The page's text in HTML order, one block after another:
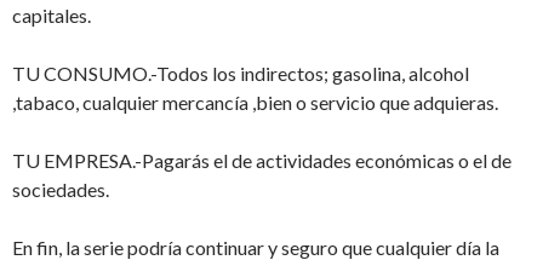
capitales.
TU CONSUMO.-Todos los indirectos; gasolina, alcohol
,tabaco, cualquier mercancía ,bien o servicio que adquieras.
TU EMPRESA.-Pagarás el de actividades económicas o el de
sociedades.
En fin, la serie podría continuar y seguro que cualquier día la